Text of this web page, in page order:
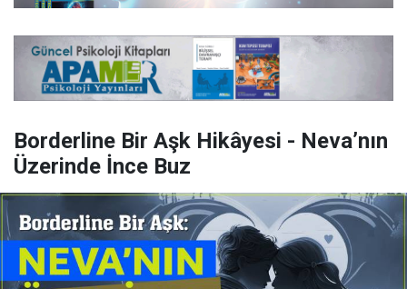
Borderline Bir Aşk Hikâyesi - Neva’nın
Üzerinde İnce Buz